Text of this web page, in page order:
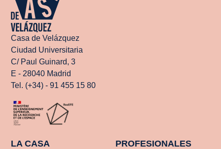
Casa de Velázquez
Ciudad Universitaria
C/ Paul Guinard, 3
E - 28040 Madrid
Tel. (+34) - 91 455 15 80
LA CASA PROFESIONALES